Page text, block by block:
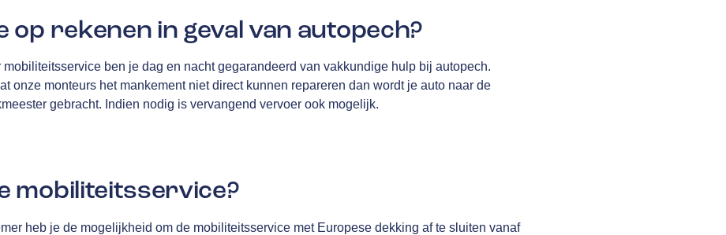
op rekenen in geval van autopech?
mobiliteitsservice ben je dag en nacht gegarandeerd van vakkundige hulp bij autopech.
onze monteurs het mankement niet direct kunnen repareren dan wordt je auto naar de
gebracht. Indien nodig is vervangend vervoer ook mogelijk.
mobiliteitsservice?
heb je de mogelijkheid om de mobiliteitsservice met Europese dekking af te sluiten vanaf